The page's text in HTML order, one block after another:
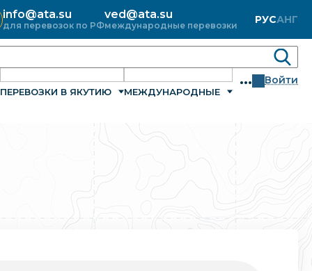
info@ata.su
для перевозок по РФ
ved@ata.su
международные перевозки РУСАНГ
ПЕРЕВОЗКИ В ЯКУТИЮ МЕЖДУНАРОДНЫЕ
... Войти